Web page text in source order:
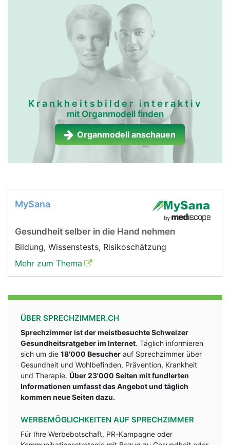
Krankheitsbilder interaktiv
mit Organmodell finden
Organmodell anschauen
MySana
Gesundheit selber in die Hand nehmen
Bildung, Wissenstests, Risikoschätzung
Mehr zum Thema
ÜBER SPRECHZIMMER.CH
Sprechzimmer ist der meistbesuchte Schweizer
Gesundheitsratgeber im Internet. Täglich informieren
sich um die 18'000 Besucher auf Sprechzimmer über
Gesundheit und Wohlbefinden, Prävention, Krankheit
und Therapie. Über 23'000 Seiten mit fundlerten
Informationen umfasst das Angebot und täglich
kommen neue Seiten dazu.
WERBEMÖGLICHKEITEN AUF SPRECHZIMMER
Für Ihre Werbebotschaft, PR-Kampagne oder